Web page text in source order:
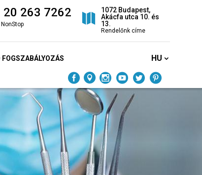
20 263 7262
1072 Budapest,
Akácfa utca 10. és
13.
Rendelőnk címe
HU